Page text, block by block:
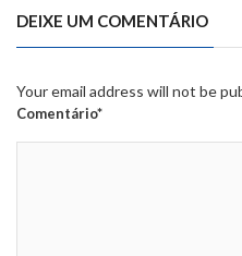
DEIXE UM COMENTÁRIO
Your email address will not be
Comentário*